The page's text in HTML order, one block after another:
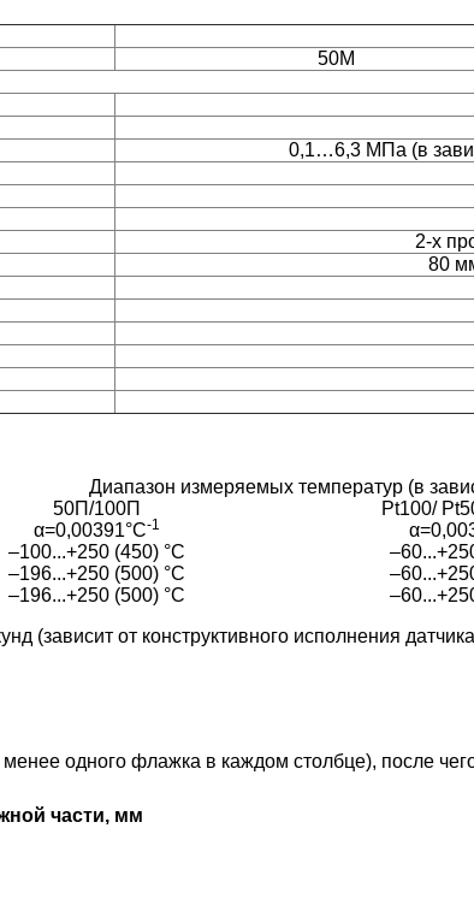
50М
0,1…6,3 МПа (в
2-х
80
Диапазон измеряемых температур (в
50П/100П
Pt100/
α=0,00391°С-1
–100...+250 (450) °С
–196...+250 (500) °С
–196...+250 (500) °С
(зависит от конструктивного исполнения
одного флажка в каждом столбце), после
части, мм